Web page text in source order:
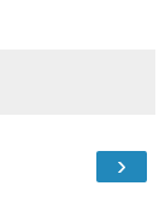
›